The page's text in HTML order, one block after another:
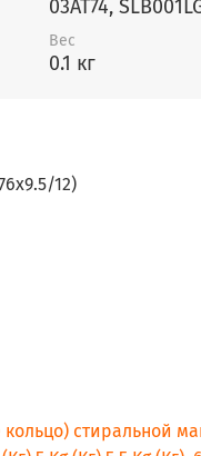
03AT74,
Вес
0.1 кг
12)
кольцо) стиральной